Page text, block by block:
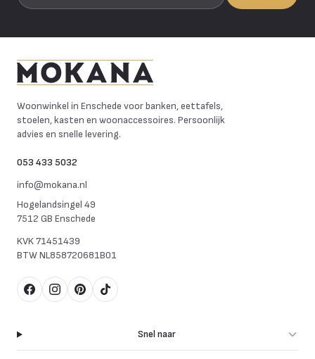
Woonwinkel in Enschede voor banken, eettafels,
stoelen, kasten en woonaccessoires. Persoonlijk
advies en snelle levering.
053 433 5032
info@mokana.nl
Hogelandsingel 49
7512 GB Enschede
KVK71451439
BTWNL858720681B01
FacebookInstagram
Pinterest
TikTok
Snel naar